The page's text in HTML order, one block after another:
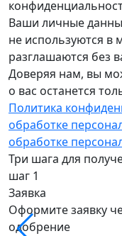
Ваши личные
не используются в
разглашаются без
Доверяя нам, вы
о вас останется
Политика
обработке
обработке
Три шага для
шаг 1
Заявка
Оформите заявку
одобрение